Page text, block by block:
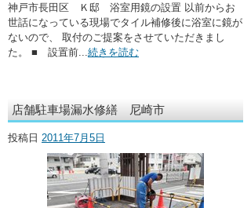
神戸市長田区 Ｋ邸 浴室用鏡の設置 以前からお
世話になっている現場でタイル補修後に浴室に鏡が
ないので、 取付のご提案をさせていただきまし
た。 ■ 設置前... 続きを読む
店舗駐車場漏水修繕 尼崎市
投稿日 2011年7月5日